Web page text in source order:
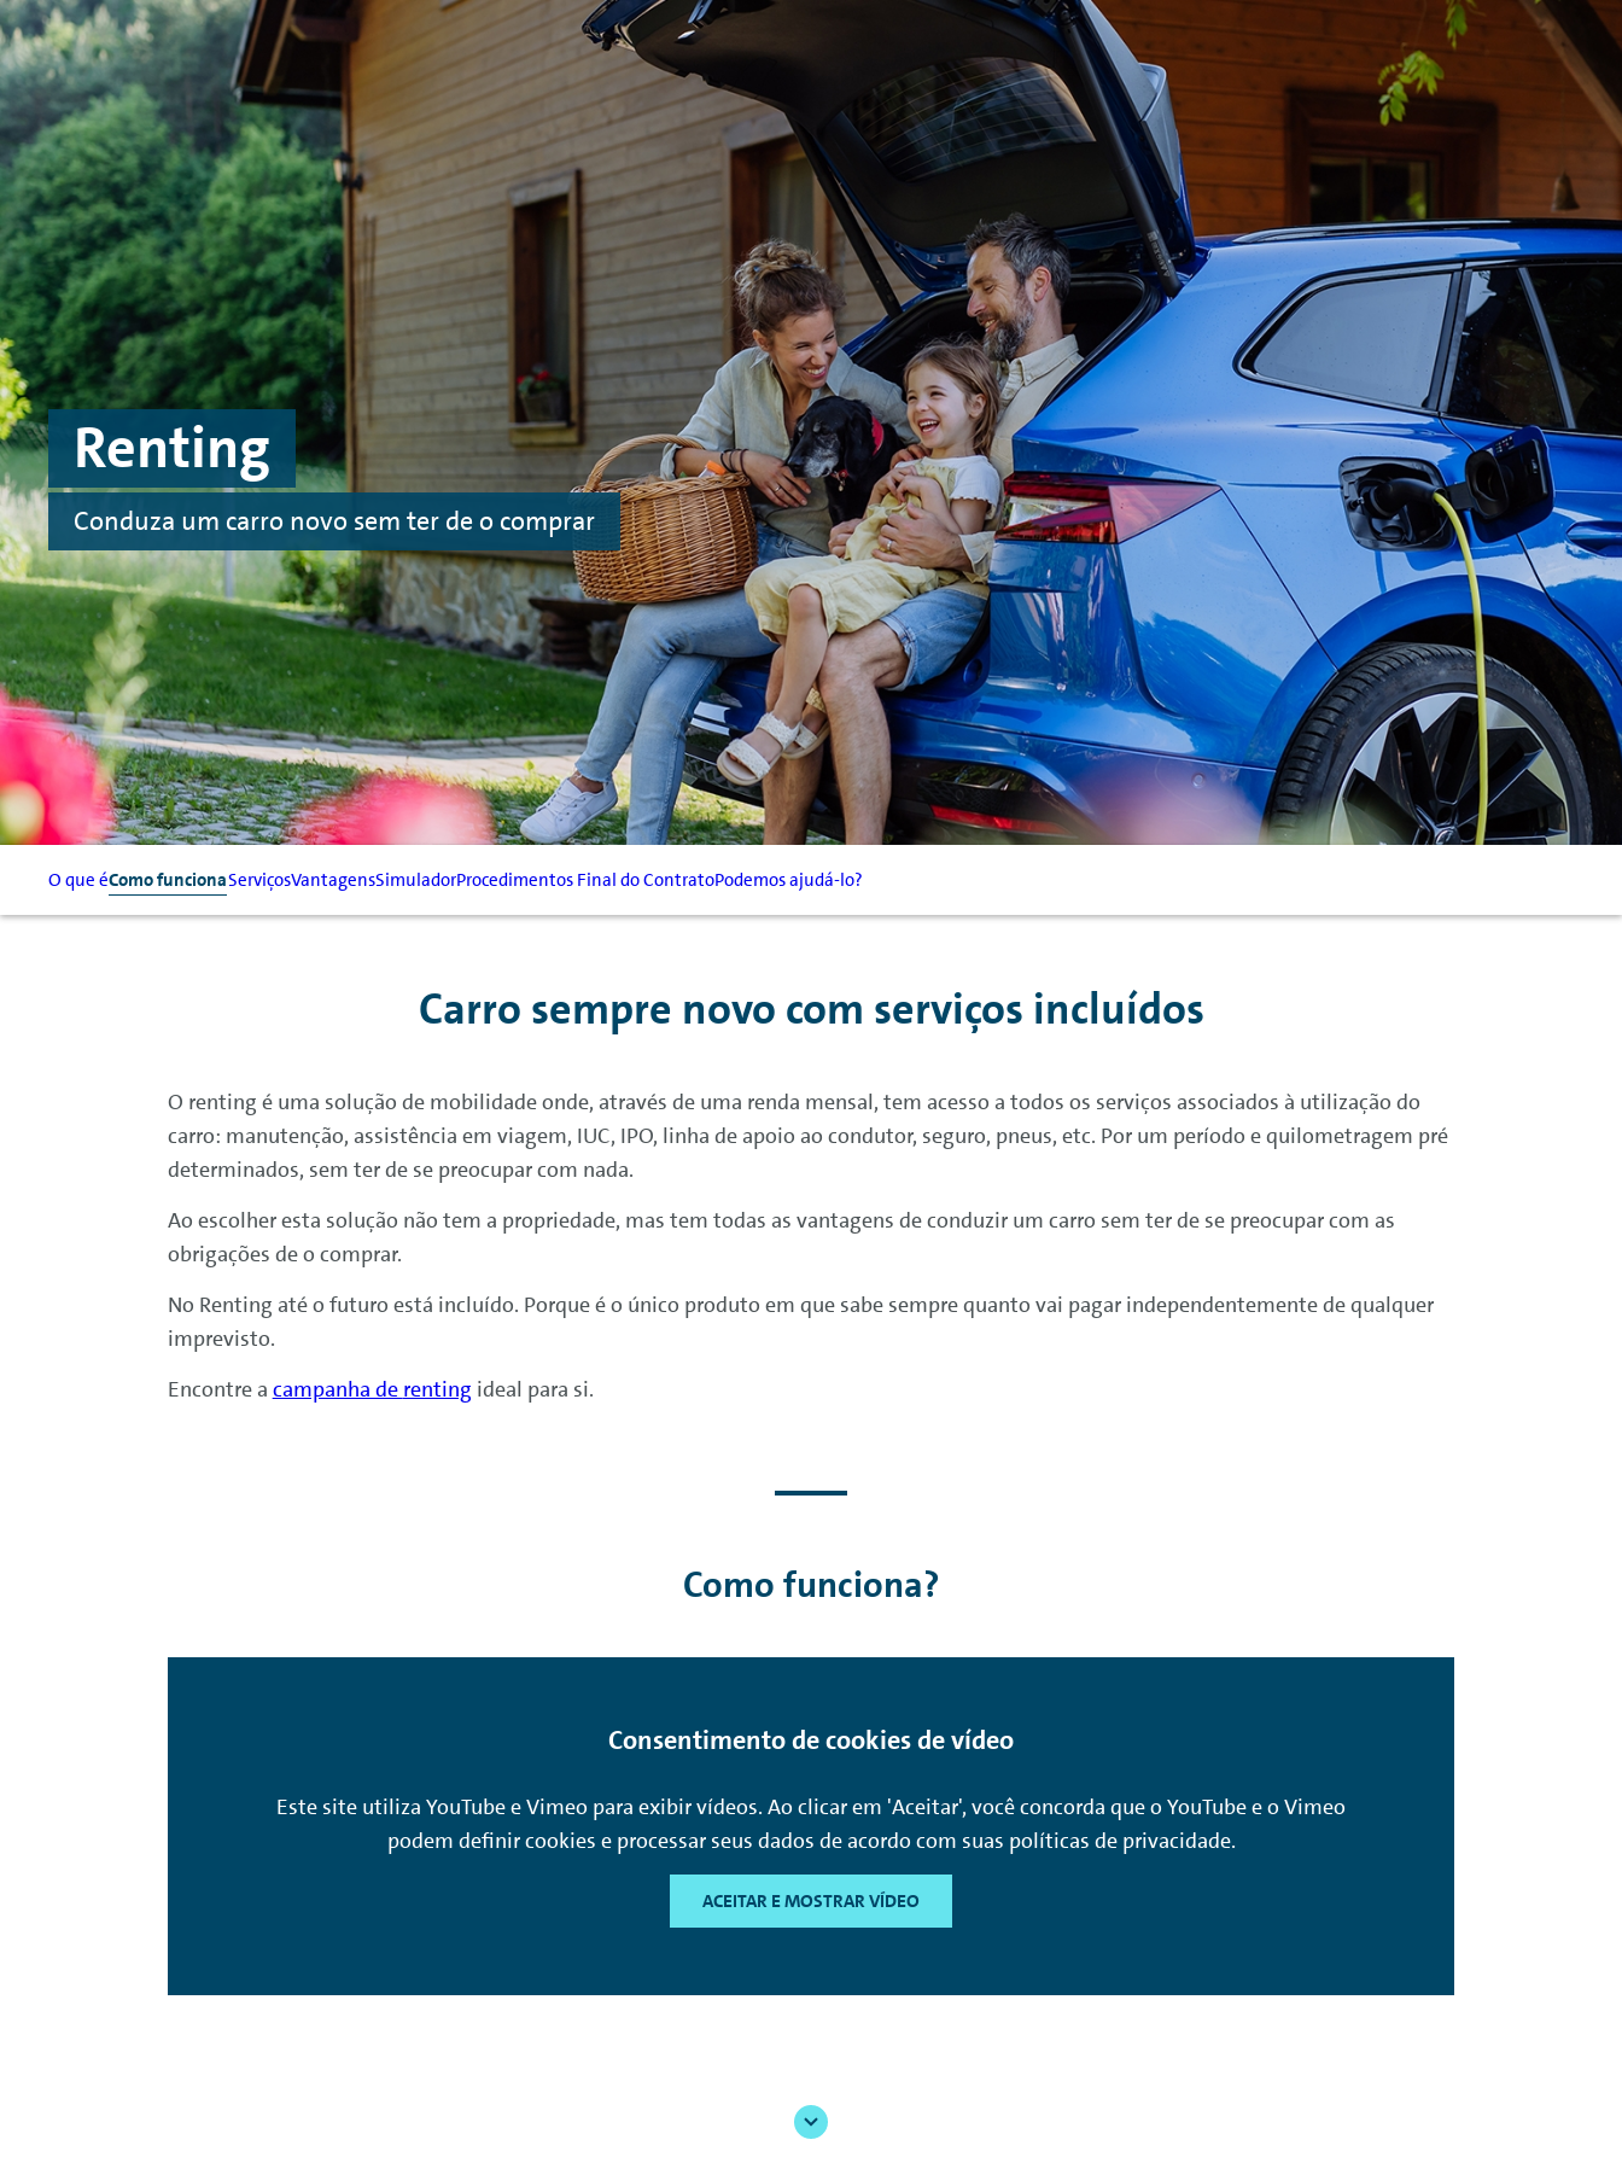
Navegar para conteúdo principal
Navegar para rodapé
Renting
Conduza um carro novo sem ter de o comprar
O que éComo funcionaServiçosVantagensSimuladorProcedimentos Final do ContratoPodemos ajudá-lo?
Carro sempre novo com serviços incluídos
O renting é uma solução de mobilidade onde, através de uma renda mensal, tem acesso a todos os serviços associados à utilização do
carro: manutenção, assistência em viagem, IUC, IPO, linha de apoio ao condutor, seguro, pneus, etc. Por um período e quilometragem pré
determinados, sem ter de se preocupar com nada.
Ao escolher esta solução não tem a propriedade, mas tem todas as vantagens de conduzir um carro sem ter de se preocupar com as
obrigações de o comprar.
No Renting até o futuro está incluído. Porque é o único produto em que sabe sempre quanto vai pagar independentemente de qualquer
imprevisto.
Encontre a campanha de renting ideal para si.
Como funciona?
Consentimento de cookies de vídeo
Este site utiliza YouTube e Vimeo para exibir vídeos. Ao clicar em 'Aceitar', você concorda que o YouTube e o Vimeo
podem definir cookies e processar seus dados de acordo com suas políticas de privacidade.
ACEITAR E MOSTRAR VÍDEO